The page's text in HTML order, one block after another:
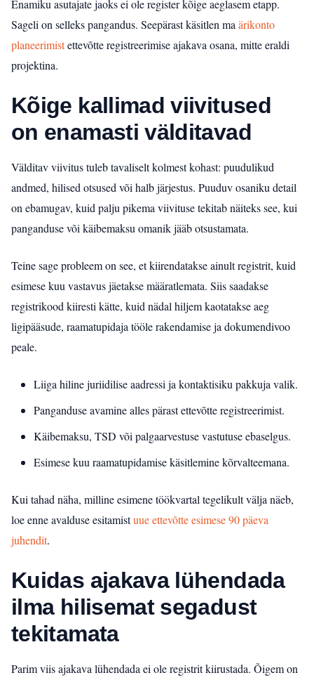
Enamiku asutajate jaoks ei ole register kõige aeglasem etapp.
Sageli on selleks pangandus. Seepärast käsitlen ma ärikonto
planeerimistettevõtte registreerimise ajakava osana, mitte eraldi
projektina.
Kõige kallimad viivitused
on enamasti välditavad
Välditav viivitus tuleb tavaliselt kolmest kohast: puudulikud
andmed, hilised otsused või halb järjestus. Puuduv osaniku detail
on ebamugav, kuid palju pikema viivituse tekitab näiteks see, kui
panganduse või käibemaksu omanik jääb otsustamata.
Teine sage probleem on see, et kiirendatakse ainult registrit, kuid
esimese kuu vastavus jäetakse määratlemata. Siis saadakse
registrikood kiiresti kätte, kuid nädal hiljem kaotatakse aeg
ligipääsude, raamatupidaja tööle rakendamise ja dokumendivoo
peale.
Liiga hiline juriidilise aadressi ja kontaktisiku pakkuja valik.
Panganduse avamine alles pärast ettevõtte registreerimist.
Käibemaksu, TSD või palgaarvestuse vastutuse ebaselgus.
Esimese kuu raamatupidamise käsitlemine kõrvalteemana.
Kui tahad näha, milline esimene töökvartal tegelikult välja näeb,
loe enne avalduse esitamistuue ettevõtte esimese 90 päeva
juhendit.
Kuidas ajakava lühendada
ilma hilisemat segadust
tekitamata
Parim viis ajakava lühendada ei ole registrit kiirustada. Õigem on